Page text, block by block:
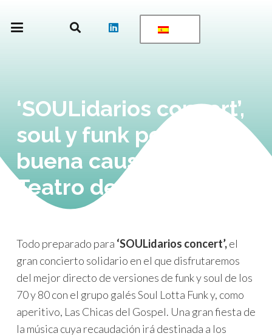
‘SOULidarios concert’,
soul y funk por una
buena causa en el
Teatro de las Esquinas
Todo preparado para ‘SOULidarios concert’,el
gran concierto solidario en el que disfrutaremos
del mejor directo de versiones de funk y soul de los
70 y 80 con el grupo galés Soul Lotta Funk y, como
aperitivo, Las Chicas del Gospel. Una gran fiesta de
la música cuya recaudación irá destinada a los